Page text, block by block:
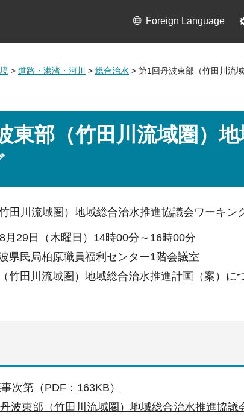
Foreign Language
> 道路・港湾・河川 > 総合治水 > 第1回丹波東部（竹田川流
東部（竹田川流域圏）
田川流域圏）地域総合治水推進協議会ワーキン
月29日（木曜日）14時00分～16時00分
県民局柏原職員福利センター1階会議室
竹田川流域圏）地域総合治水推進計画（案）に
次第（PDF：163KB）
丹波東部（竹田川流域圏）地域総合治水推進協議